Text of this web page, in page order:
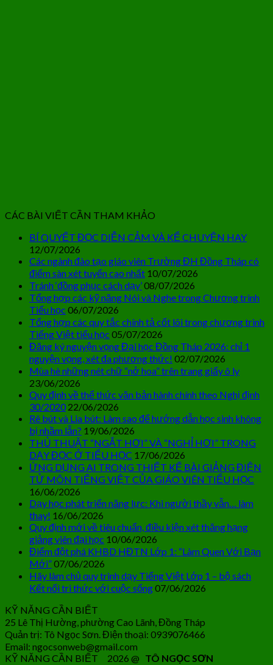
CÁC BÀI VIẾT CẦN THAM KHẢO
BÍ QUYẾT ĐỌC DIỄN CẢM VÀ KỂ CHUYỆN HAY
12/07/2026
Các ngành đào tạo giáo viên Trường ĐH Đồng Tháp có
điểm sàn xét tuyển cao nhất 10/07/2026
Tránh ‘đồng phục cách dạy’08/07/2026
Tổng hợp các kỹ năng Nói và Nghe trong Chương trình
Tiểu học 06/07/2026
Tổng hợp các quy tắc chính tả cốt lõi trong chương trình
Tiếng Việt tiểu học 05/07/2026
Đăng ký nguyện vọng Đại học Đồng Tháp 2026: chỉ 1
nguyện vọng, xét đa phương thức! 02/07/2026
Mùa hè những nét chữ “nở hoa” trên trang giấy ô ly
23/06/2026
Quy định về thể thức văn bản hành chính theo Nghị định
30/2020 22/06/2026
Rê bút và Lia bút: Làm sao để hướng dẫn học sinh không
bị nhầm lẫn? 19/06/2026
THỦ THUẬT “NGẮT HƠI” VÀ “NGHỈ HƠI” TRONG
DẠY ĐỌC Ở TIỂU HỌC 17/06/2026
ỨNG DỤNG AI TRONG THIẾT KẾ BÀI GIẢNG ĐIỆN
TỬ MÔN TIẾNG VIỆT CỦA GIÁO VIÊN TIỂU HỌC
16/06/2026
Dạy học phát triển năng lực: Khi người thầy vẫn… làm
thay! 16/06/2026
Quy định mới về tiêu chuẩn, điều kiện xét thăng hạng
giảng viên đại học 10/06/2026
Điểm đột phá KHBD HĐTN Lớp 1: “Làm Quen Với Bạn
Mới”07/06/2026
Hãy làm chủ quy trình dạy Tiếng Việt Lớp 1 – bộ sách
Kết nối tri thức với cuộc sống07/06/2026
KỸ NĂNG CẦN BIẾT
25 Lê Thị Hường, phường Cao Lãnh, Đồng Tháp
Quản trị: Tô Ngọc Sơn. Điện thoại: 0939076466
Email: ngocsonweb@gmail.com
KỸ NĂNG CẦN BIẾT 2026 @ TÔ NGỌC SƠN